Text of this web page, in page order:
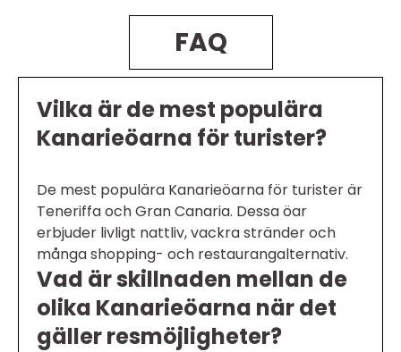
FAQ
Vilka är de mest populära
Kanarieöarna för turister?
De mest populära Kanarieöarna för turister är
Teneriffa och Gran Canaria. Dessa öar
erbjuder livligt nattliv, vackra stränder och
många shopping- och restaurangalternativ.
Vad är skillnaden mellan de
olika Kanarieöarna när det
gäller resmöjligheter?